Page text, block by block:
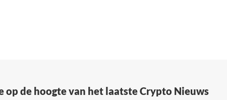
op de hoogte van het laatste Crypto Nieuws